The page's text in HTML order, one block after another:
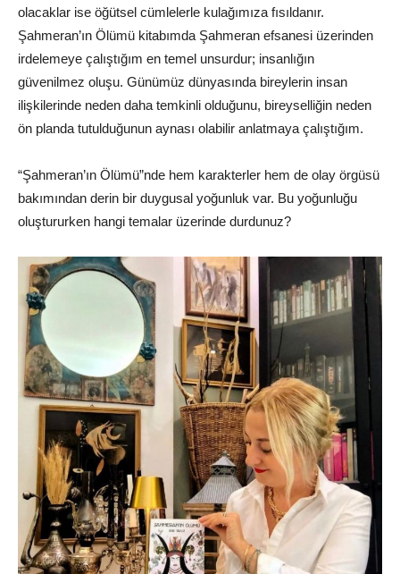
olacaklar ise öğütsel cümlelerle kulağımıza fısıldanır.
Şahmeran’ın Ölümü kitabımda Şahmeran efsanesi üzerinden
irdelemeye çalıştığım en temel unsurdur; insanlığın
güvenilmez oluşu. Günümüz dünyasında bireylerin insan
ilişkilerinde neden daha temkinli olduğunu, bireyselliğin neden
ön planda tutulduğunun aynası olabilir anlatmaya çalıştığım.
“Şahmeran’ın Ölümü”nde hem karakterler hem de olay örgüsü
bakımından derin bir duygusal yoğunluk var. Bu yoğunluğu
oluştururken hangi temalar üzerinde durdunuz?